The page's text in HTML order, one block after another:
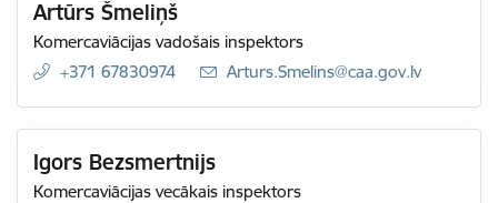
Artūrs Šmeliņš
Komercaviācijas vadošais inspektors
+371 67830974
E-pasts:
Arturs.Smelins@caa.gov.lv
Igors Bezsmertnijs
Komercaviācijas vecākais inspektors